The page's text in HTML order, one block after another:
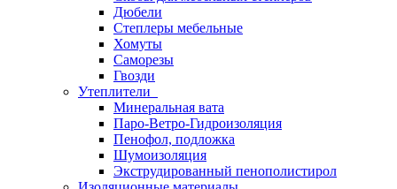
Дюбели
Степлеры мебельные
Хомуты
Саморезы
Гвозди
Утеплители
Минеральная вата
Паро-Ветро-Гидроизоляция
Пенофол, подложка
Шумоизоляция
Экструдированный пенополистирол